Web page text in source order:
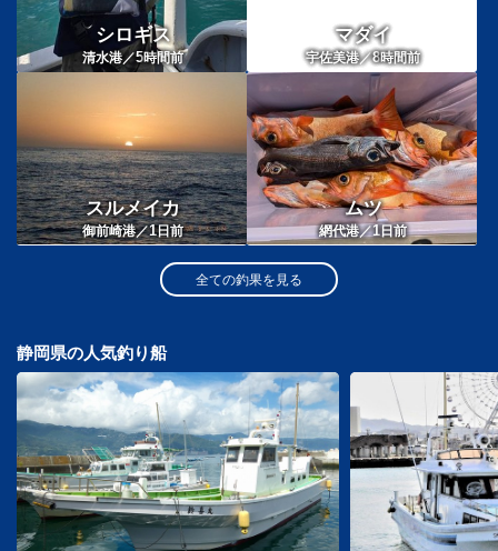
シロギス
清水港／5時間前
マダイ
宇佐美港／8時間前
スルメイカ
御前崎港／1日前
ムツ
網代港／1日前
全ての釣果を見る
静岡県の人気釣り船